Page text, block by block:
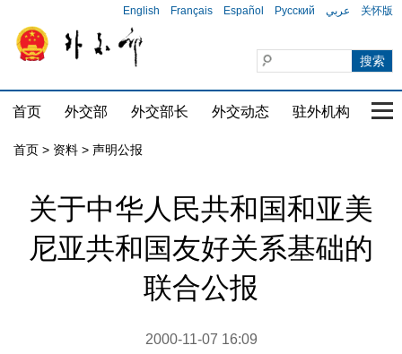
English Français Español Русский عربي 关怀版
首页 外交部 外交部长 外交动态 驻外机构 国
首页 > 资料 > 声明公报
关于中华人民共和国和亚美
尼亚共和国友好关系基础的
联合公报
2000-11-07 16:09